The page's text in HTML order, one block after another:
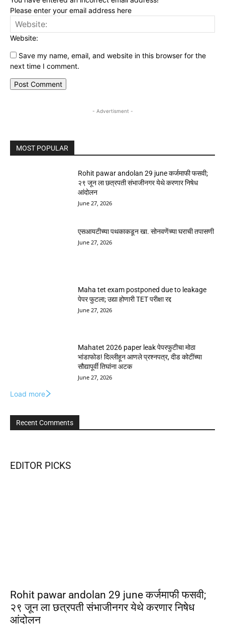
Please enter your email address here
Website:
Save my name, email, and website in this browser for the
next time I comment.
- Advertisment -
MOST POPULAR
Rohit pawar andolan 29 june कर्जमाफी फसवी;
२९ जून ला छत्रपती संभाजीनगर येथे करणार निषेध
आंदोलन
June 27, 2026
एसआयटीच्या पथकाकडून खा. सोनवणेंच्या घराची तपासणी
June 27, 2026
Maha tet exam postponed due to leakage
पेपर फुटला; उद्या होणारी TET परीक्षा रद्द
June 27, 2026
Mahatet 2026 paper leak पेपरफुटीचा मोठा
भांडाफोड! दिल्लीहून आणले प्रश्नपत्र, दीड कोटींच्या
सौद्यापूर्वी तिघांना अटक
June 27, 2026
Load more
Recent Comments
EDITOR PICKS
Rohit pawar andolan 29 june कर्जमाफी फसवी;
२९ जून ला छत्रपती संभाजीनगर येथे करणार निषेध
आंदोलन